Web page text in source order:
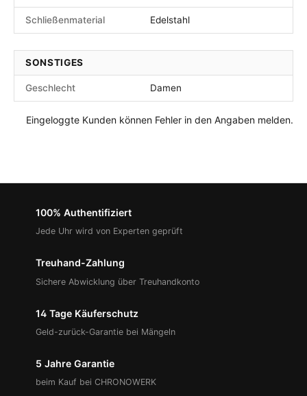
Schließenmaterial Edelstahl
SONSTIGES
Geschlecht Damen
Eingeloggte Kunden können Fehler in den Angaben melden.
100% Authentifiziert
Jede Uhr wird von Experten geprüft
Treuhand-Zahlung
Sichere Abwicklung über Treuhandkonto
14 Tage Käuferschutz
Geld-zurück-Garantie bei Mängeln
5 Jahre Garantie
beim Kauf bei CHRONOWERK